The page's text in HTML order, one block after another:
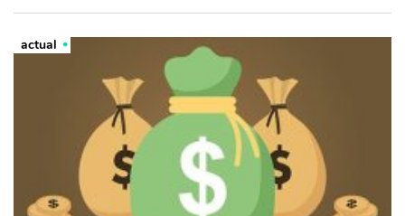
actual